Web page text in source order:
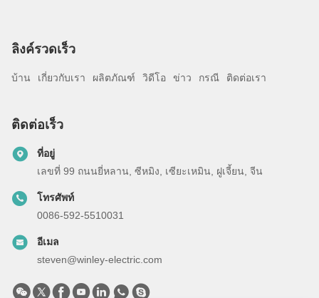
ลิงค์รวดเร็ว
บ้าน เกี่ยวกับเรา ผลิตภัณฑ์ วิดีโอ ข่าว กรณี ติดต่อเรา
ติดต่อเร็ว
ที่อยู่
เลขที่ 99 ถนนยี่หลาน, ซีหมิง, เซียะเหมิน, ฝูเจี้ยน, จีน
โทรศัพท์
0086-592-5510031
อีเมล
steven@winley-electric.com